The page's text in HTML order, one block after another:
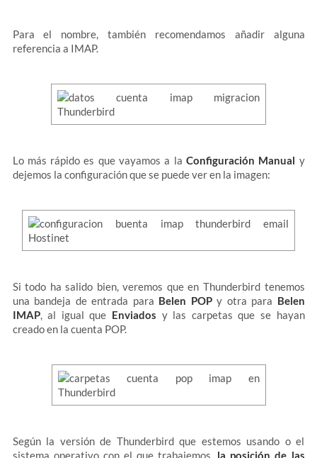
Para el nombre, también recomendamos añadir alguna
referencia a IMAP.
Lo más rápido es que vayamos a la Configuración Manual y
dejemos la configuración que se puede ver en la imagen:
Si todo ha salido bien, veremos que en Thunderbird tenemos
una bandeja de entrada para Belen POPy otra para Belen
IMAP, al igual que Enviados y las carpetas que se hayan
creado en la cuenta POP.
Según la versión de Thunderbird que estemos usando o el
sistema operativo con el que trabajemos, la posición de las